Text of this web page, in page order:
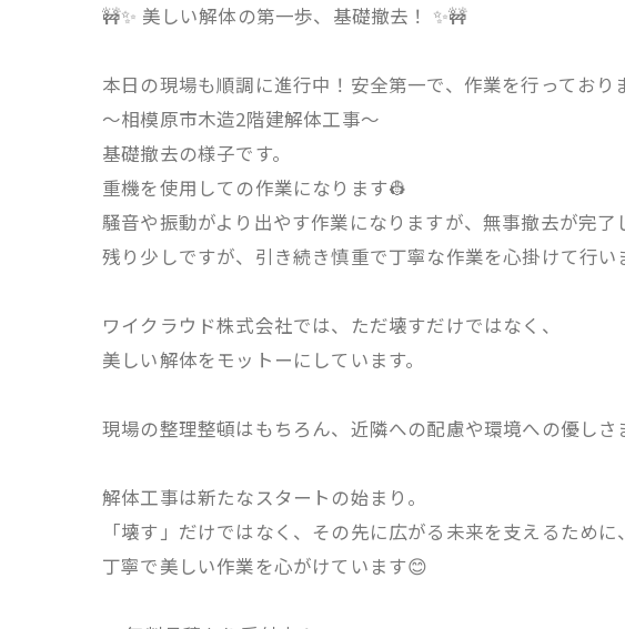
🚧✨ 美しい解体の第一歩、基礎撤去！ ✨🚧
本日の現場も順調に進行中！安全第一で、作業を行っており
～相模原市木造2階建解体工事～
基礎撤去の様子です。
重機を使用しての作業になります👷
騒音や振動がより出やす作業になりますが、無事撤去が完了
残り少しですが、引き続き慎重で丁寧な作業を心掛けて行い
ワイクラウド株式会社では、ただ壊すだけではなく、
美しい解体をモットーにしています。
現場の整理整頓はもちろん、近隣への配慮や環境への優し
解体工事は新たなスタートの始まり。
「壊す」だけではなく、その先に広がる未来を支えるために、
丁寧で美しい作業を心がけています😊